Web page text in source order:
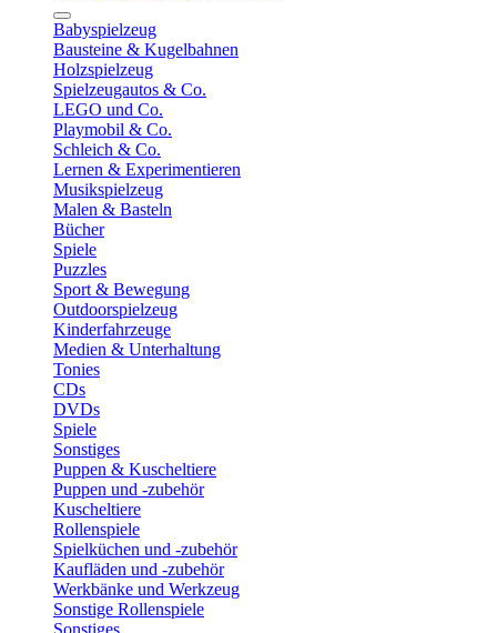
Babyspielzeug
Bausteine & Kugelbahnen
Holzspielzeug
Spielzeugautos & Co.
LEGO und Co.
Playmobil & Co.
Schleich & Co.
Lernen & Experimentieren
Musikspielzeug
Malen & Basteln
Bücher
Spiele
Puzzles
Sport & Bewegung
Outdoorspielzeug
Kinderfahrzeuge
Medien & Unterhaltung
Tonies
CDs
DVDs
Spiele
Sonstiges
Puppen & Kuscheltiere
Puppen und -zubehör
Kuscheltiere
Rollenspiele
Spielküchen und -zubehör
Kaufläden und -zubehör
Werkbänke und Werkzeug
Sonstige Rollenspiele
Sonstiges